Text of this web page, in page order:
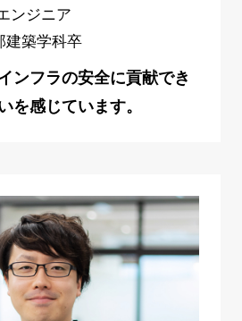
ンジニア
建築学科卒
ンフラの安全に貢献でき
を感じています。